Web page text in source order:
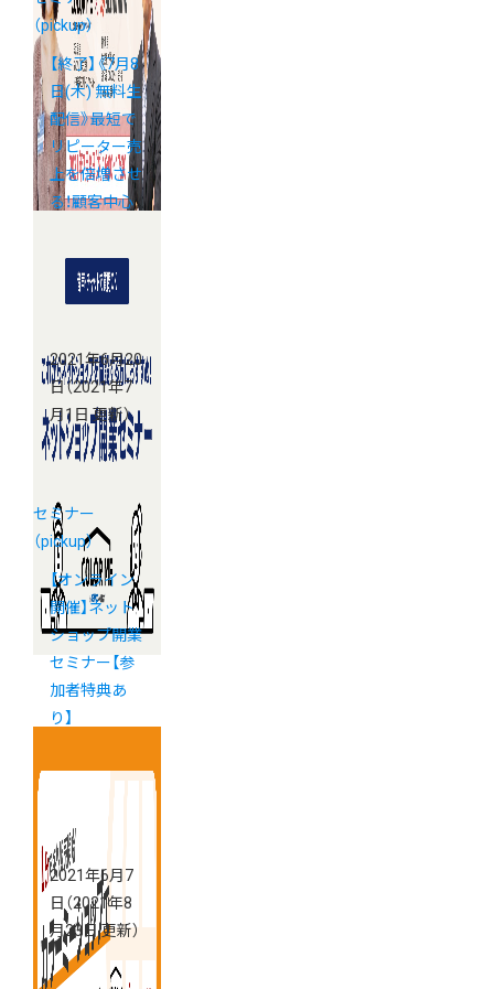
（pickup）
【終了】《7月8
日(木) 無料生
配信》最短で
リピーター売
上を倍増させ
る！顧客中心
ナー
2021年6月20
日（2021年7
月1日 更新）
セミナー
（pickup）
【オンライン
開催】ネット
ショップ開業
セミナー【参
加者特典あ
り】
2021年6月7
日 （2021年8
月23日 更新）